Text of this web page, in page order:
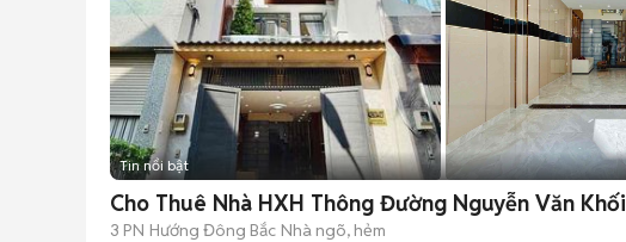
Tin nổi bật
Cho Thuê Nhà HXH Thông Đường Nguyễn Văn Khối
3 PN Hướng Đông Bắc Nhà ngõ, hẻm